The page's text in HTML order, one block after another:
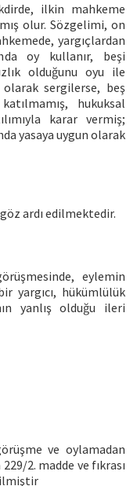
ilkin mahkeme
olur. Sözgelimi, on
yargıçlardan
oy kullanır, beşi
olduğunu oyu ile
olarak sergilerse, beş
hukuksal
karar vermiş;
yasaya uygun olarak
ardı edilmektedir.
eylemin
yargıcı, hükümlülük
yanlış olduğu ileri
ve oylamadan
2. madde ve fıkrası